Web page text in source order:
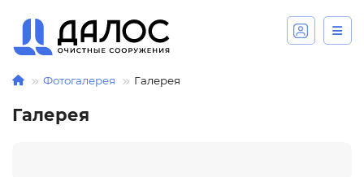
Фотогалерея Галерея
Галерея